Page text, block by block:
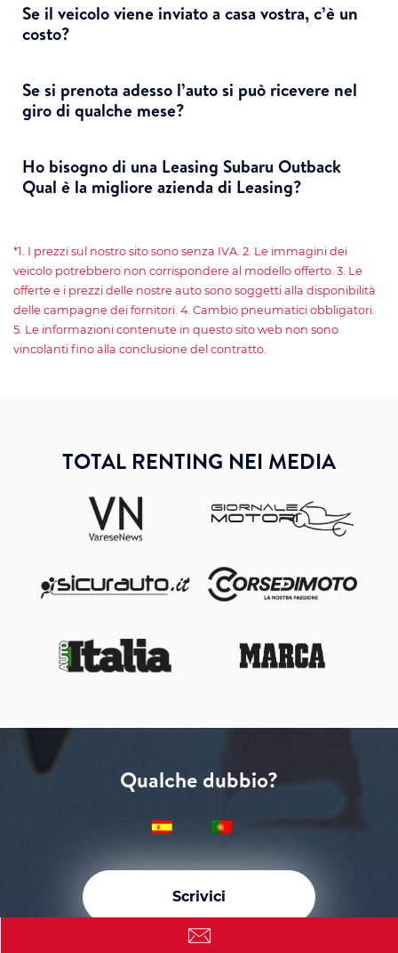
Se il veicolo viene inviato a casa vostra, c’è un
costo?
Se si prenota adesso ​​l’auto si può ricevere nel
giro di qualche mese?
Ho bisogno di una Leasing Subaru Outback
Qual è la migliore azienda di Leasing?
*1. I prezzi sul nostro sito sono senza IVA. 2. Le immagini dei
veicolo potrebbero non corrispondere al modello offerto. 3. Le
offerte e i prezzi delle nostre auto sono soggetti alla disponibilità
delle campagne dei fornitori. 4. Cambio pneumatici obbligatori.
5. Le informazioni contenute in questo sito web non sono
vincolanti fino alla conclusione del contratto.
TOTAL RENTING NEI MEDIA
Qualche dubbio?
Scrivici